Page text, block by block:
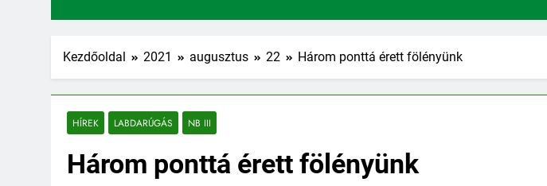
Kezdőoldal 2021 augusztus 22 Három ponttá érett fölényünk
HÍREK LABDARÚGÁS NB III
Három ponttá érett fölényünk